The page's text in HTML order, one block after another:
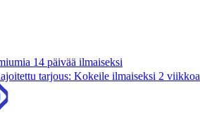
14 päivää ilmaiseksi
tarjous: Kokeile ilmaiseksi 2 viikkoa